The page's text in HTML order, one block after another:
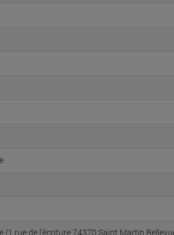
rue de l'écriture 74370 Saint Martin Bellevue